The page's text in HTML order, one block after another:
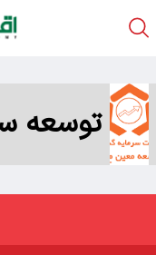
توسعه